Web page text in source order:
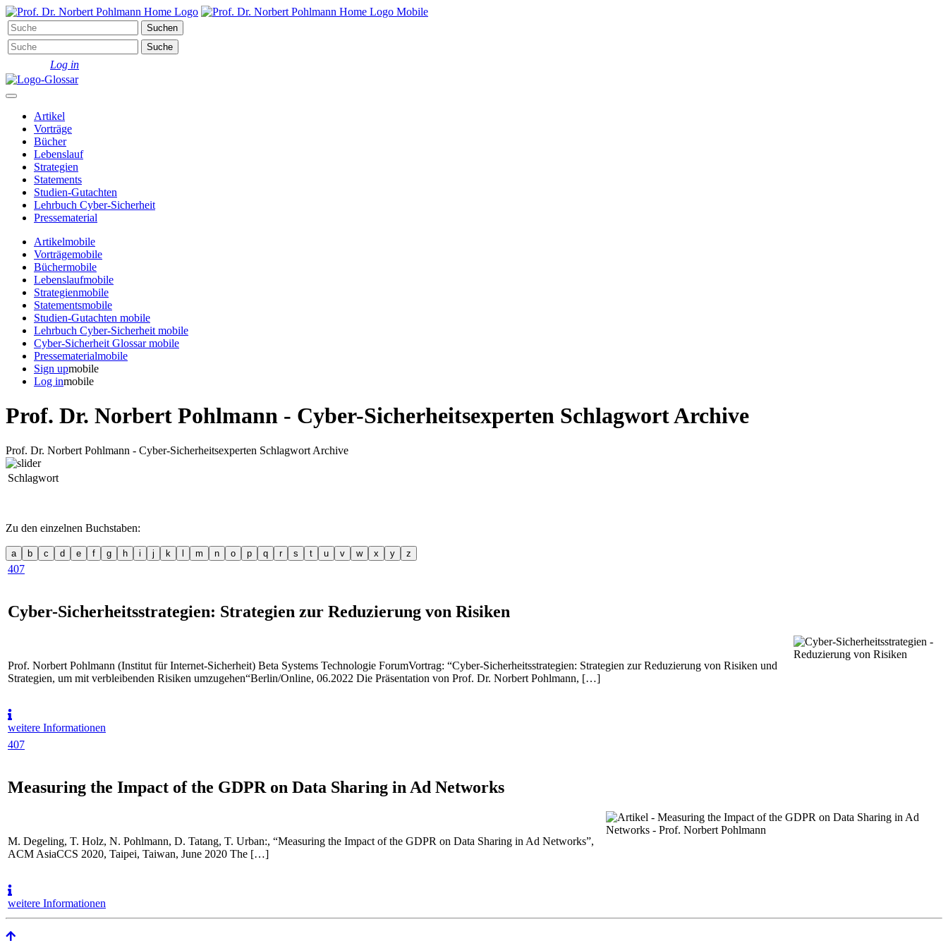
Log in
Artikel
Vorträge
Bücher
Lebenslauf
Strategien
Statements
Studien-Gutachten
Lehrbuch Cyber-Sicherheit
Pressematerial
Artikelmobile
Vorträgemobile
Büchermobile
Lebenslaufmobile
Strategienmobile
Statementsmobile
Studien-Gutachten mobile
Lehrbuch Cyber-Sicherheit mobile
Cyber-Sicherheit Glossarmobile
Pressematerialmobile
Sign upmobile
Log inmobile
Prof. Dr. Norbert Pohlmann - Cyber-Sicherheitsexperten Schlagwort Archive
Prof. Dr. Norbert Pohlmann - Cyber-Sicherheitsexperten Schlagwort Archive
Schlagwort
Zu den einzelnen Buchstaben:
a b c d e f g h i j k m n o p q r s t u v w x y z
407
Cyber-Sicherheitsstrategien: Strategien zur Reduzierung von Risiken
Prof. Norbert Pohlmann (Institut für Internet-Sicherheit) Beta Systems Technologie ForumVortrag: “Cyber-Sicherheitsstrategien: Strategien zur Reduzierung von Risiken und
Strategien, um mit verbleibenden Risiken umzugehen“Berlin/Online, 06.2022 Die Präsentation von Prof. Dr. Norbert Pohlmann, […]
weitere Informationen
407
Measuring the Impact of the GDPR on Data Sharing in Ad Networks
M. Degeling, T. Holz, N. Pohlmann, D. Tatang, T. Urban:, “Measuring the Impact of the GDPR on Data Sharing in Ad Networks”,
ACM AsiaCCS 2020, Tai­pei, Tai­wan, June 2020 The […]
weitere Informationen